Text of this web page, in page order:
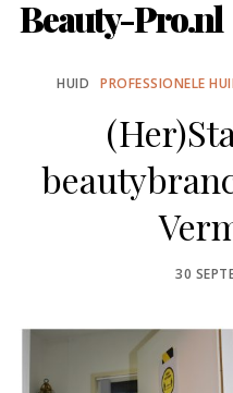
Beauty-Pro.nl
HUID PROFESSIONELE
POSTED
30